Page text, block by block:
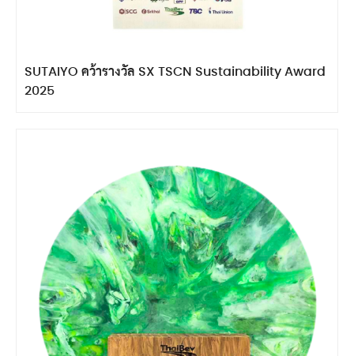
SUTAIYO คว้ารางวัล SX TSCN Sustainability Award
2025